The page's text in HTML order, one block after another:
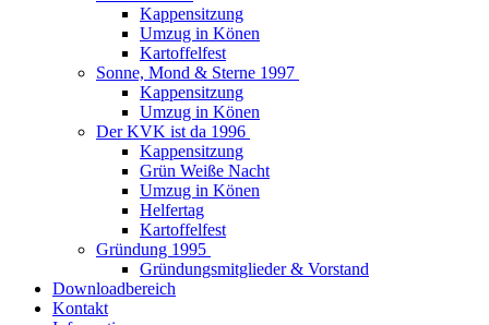
Kappensitzung
Umzug in Könen
Kartoffelfest
Sonne, Mond & Sterne 1997
Kappensitzung
Umzug in Könen
Der KVK ist da 1996
Kappensitzung
Grün Weiße Nacht
Umzug in Könen
Helfertag
Kartoffelfest
Gründung 1995
Gründungsmitglieder & Vorstand
Downloadbereich
Kontakt